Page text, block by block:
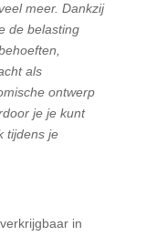
meer. Dankzij
de belasting
als
ontwerp
je je kunt
tijdens je
in